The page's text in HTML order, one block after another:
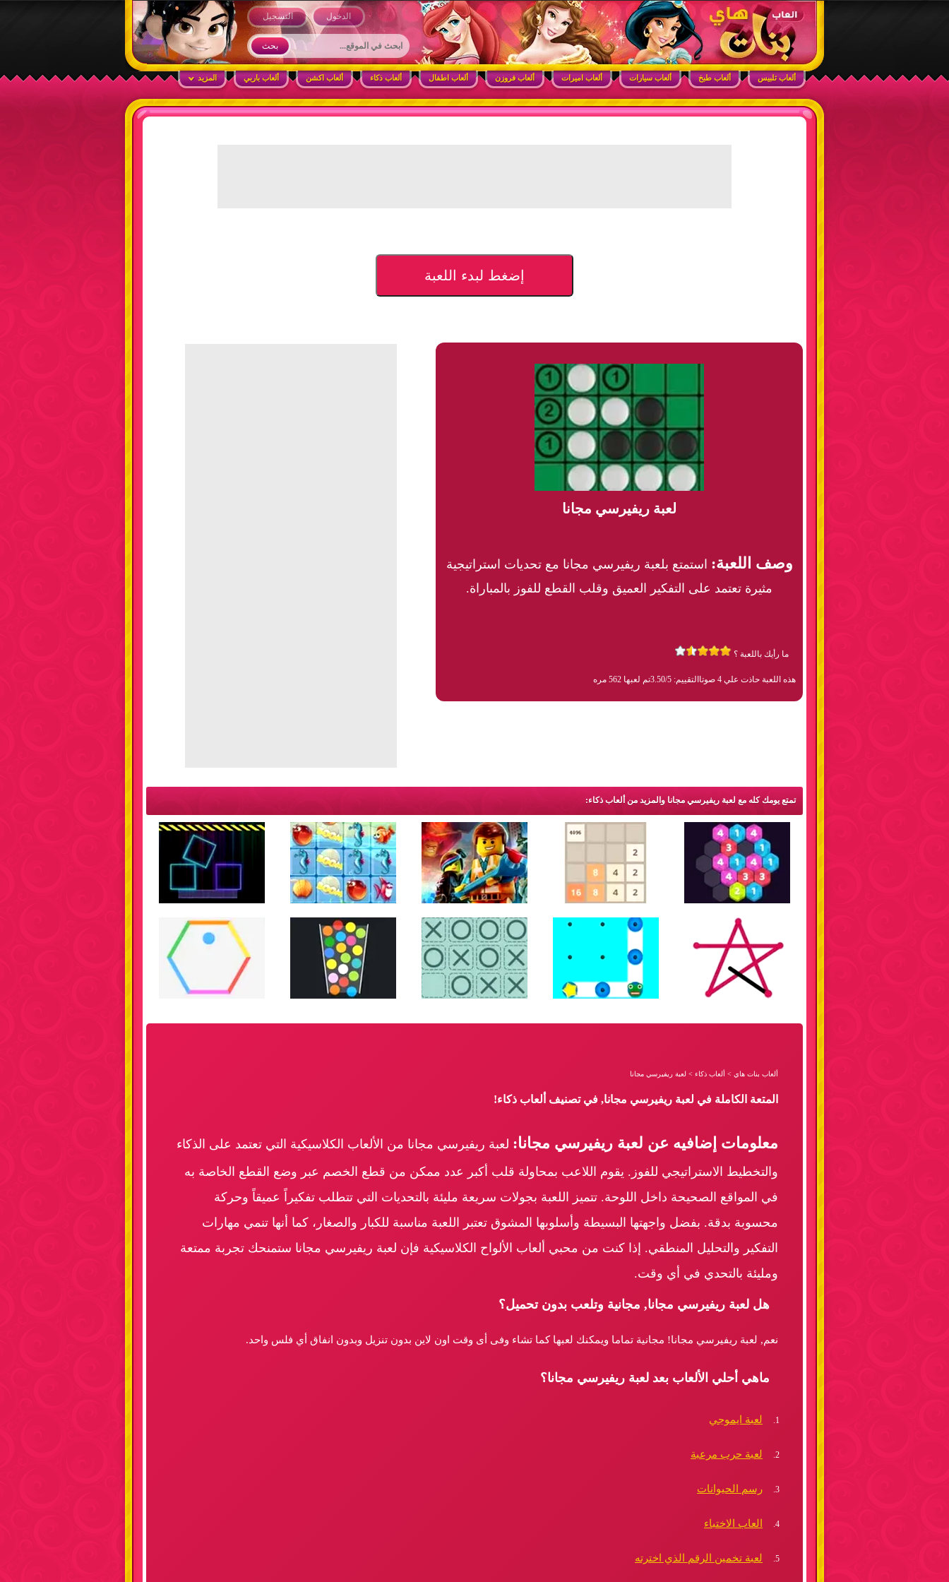
ألعاب بنات هاي – أفضل ألعاب تلبيس، مكياج، طبخ وأنشطة ممتعة للبنات
ابحث في الموقع
التسجيل
الدخول
ألعاب تلبيس ألعاب طبخ ألعاب سيارات ألعاب اميرات ألعاب فروزن ألعاب اطفال ألعاب ذكاء ألعاب اكشن ألعاب باربي المزيد
إضغط لبدء اللعبة
لعبة ريفيرسي مجانا
وصف اللعبة: استمتع بلعبة ريفيرسي مجانا مع تحديات استراتيجية
مثيرة تعتمد على التفكير العميق وقلب القطع للفوز بالمباراة.
ما رأيك باللعبة ؟
هذه اللعبة حاذت علي 4 صوتا التقييم: 3.50/5 تم لعبها 562 مره
تمتع يومك كله مع لعبة ريفيرسي مجانا والمزيد من ألعاب ذكاء:
ألعاب بنات هاي > ألعاب ذكاء > لعبة ريفيرسي مجانا
المتعة الكاملة في لعبة ريفيرسي مجانا, في تصنيف ألعاب ذكاء!
معلومات إضافيه عن لعبة ريفيرسي مجانا: لعبة ريفيرسي مجانا من الألعاب الكلاسيكية التي تعتمد على الذكاء
والتخطيط الاستراتيجي للفوز. يقوم اللاعب بمحاولة قلب أكبر عدد ممكن من قطع الخصم عبر وضع القطع الخاصة به
في المواقع الصحيحة داخل اللوحة. تتميز اللعبة بجولات سريعة مليئة بالتحديات التي تتطلب تفكيراً عميقاً وحركة
محسوبة بدقة. بفضل واجهتها البسيطة وأسلوبها المشوق تعتبر اللعبة مناسبة للكبار والصغار، كما أنها تنمي مهارات
التفكير والتحليل المنطقي. إذا كنت من محبي ألعاب الألواح الكلاسيكية فإن لعبة ريفيرسي مجانا ستمنحك تجربة ممتعة
ومليئة بالتحدي في أي وقت.
هل لعبة ريفيرسي مجانا, مجانية وتلعب بدون تحميل؟
نعم, لعبة ريفيرسي مجانا! مجانية تماما ويمكنك لعبها كما تشاء وفى أى وقت اون لاين بدون تنزيل وبدون انفاق أي فلس واحد.
ماهي أحلي الألعاب بعد لعبة ريفيرسي مجانا؟
لعبة ايموجي
لعبة حرب مرعبة
رسم الحيوانات
العاب الاختباء
لعبة تخمين الرقم الذي اخترته